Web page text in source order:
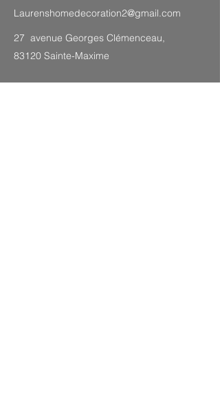
Laurenshomedecoration2@gmail.com
27 avenue Georges Clémenceau,
83120 Sainte-Maxime